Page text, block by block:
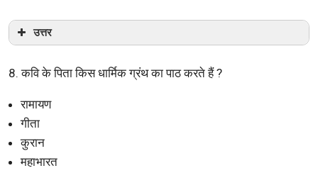
उत्तर
8. कवि के पिता किस धार्मिक ग्रंथ का पाठ करते हैं ?
रामायण
गीता
कुरान
महाभारत